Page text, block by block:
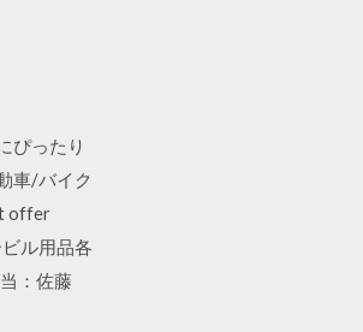
ぴったり
車/バイク
offer
ル用品各
：佐藤